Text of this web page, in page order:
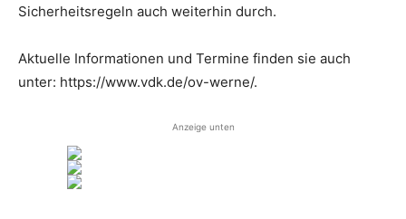
Sicherheitsregeln auch weiterhin durch.
Aktuelle Informationen und Termine finden sie auch
unter: https://www.vdk.de/ov-werne/.
Anzeige unten